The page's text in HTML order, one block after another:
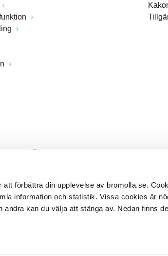
förbättra din upplevelse av bromolla.se.
information och statistik. Vissa cookies är
kan du välja att stänga av. Nedan finns